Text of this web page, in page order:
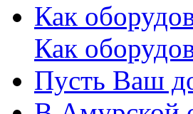
Как
Как
Пусть Ваш